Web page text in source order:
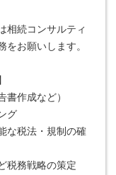
相続コンサルティ
をお願いします。
書作成など）
グ
な税法・規制の確
税務戦略の策定